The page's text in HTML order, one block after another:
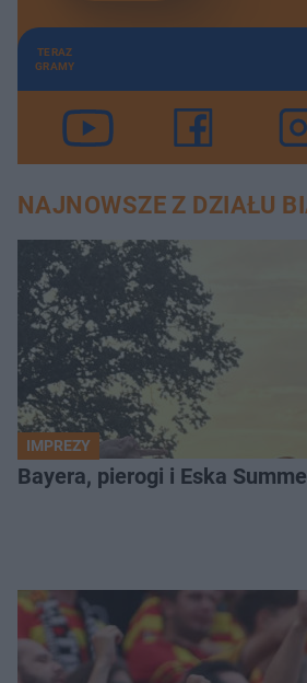
TERAZ
GRAMY
NAJNOWSZE Z DZIAŁU
IMPREZY
Bayera, pierogi i Eska